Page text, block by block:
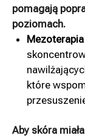
pomagają
poziomach.
które
Aby skóra